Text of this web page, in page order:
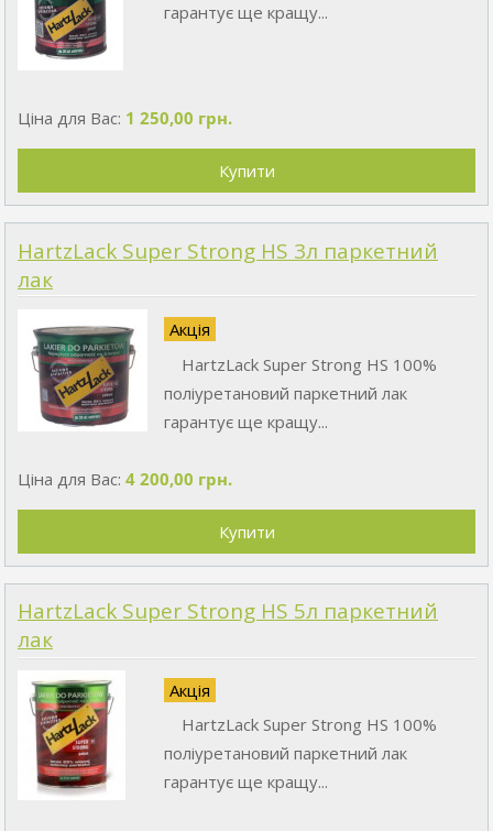
гарантує ще кращу...
Ціна для Вас: 1 250,00 грн.
HartzLack Super Strong HS 3л паркетний
лак
Акція
HartzLack Super Strong HS 100%
поліуретановий паркетний лак
гарантує ще кращу...
Ціна для Вас: 4 200,00 грн.
HartzLack Super Strong HS 5л паркетний
лак
Акція
HartzLack Super Strong HS 100%
поліуретановий паркетний лак
гарантує ще кращу...